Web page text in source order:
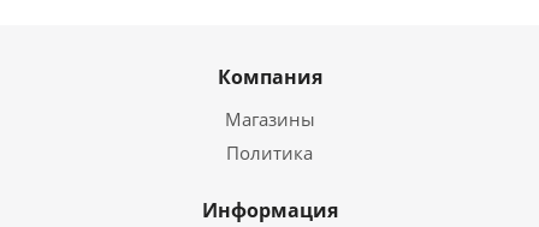
Компания
Магазины
Политика
Информация